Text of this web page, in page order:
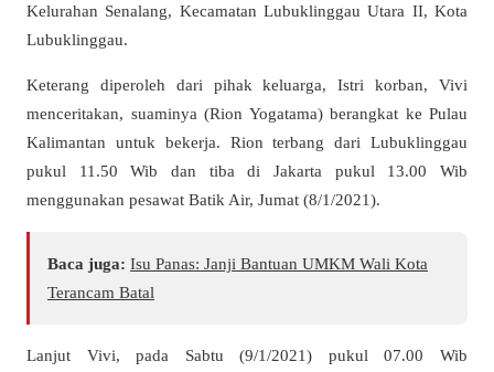
Kelurahan Senalang, Kecamatan Lubuklinggau Utara II, Kota
Lubuklinggau.
Keterang diperoleh dari pihak keluarga, Istri korban, Vivi
menceritakan, suaminya (Rion Yogatama) berangkat ke Pulau
Kalimantan untuk bekerja. Rion terbang dari Lubuklinggau
pukul 11.50 Wib dan tiba di Jakarta pukul 13.00 Wib
menggunakan pesawat Batik Air, Jumat (8/1/2021).
Baca juga: Isu Panas: Janji Bantuan UMKM Wali Kota
Terancam Batal
Lanjut Vivi, pada Sabtu (9/1/2021) pukul 07.00 Wib